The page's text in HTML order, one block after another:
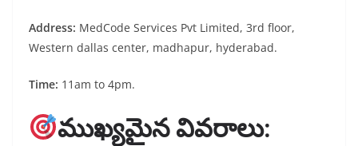
Address: MedCode Services Pvt Limited, 3rd floor,
Western dallas center, madhapur, hyderabad.
Time: 11am to 4pm.
ముఖ్యమైన వివరాలు: